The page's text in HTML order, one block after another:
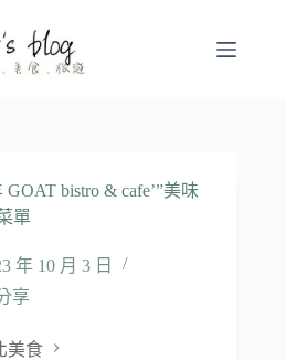
bistro & cafe’”美味
單
年 10 月 3 日
享
美食